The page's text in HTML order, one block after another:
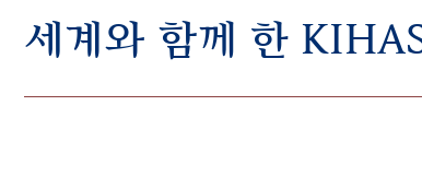
세계와 함께 한